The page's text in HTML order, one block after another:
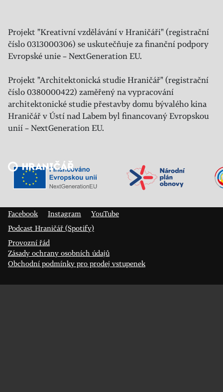
Projekt "Kreativní vzdělávání v Hraničáři" (registrační
číslo 0313000306) se uskutečňuje za finanční podpory
Evropské unie – NextGeneration EU.
Projekt "Architektonická studie Hraničář" (registrační
číslo 0380000422) zaměřený na vypracování
architektonické studie přestavby domu bývalého kina
Hraničář v Ústí nad Labem byl financovaný Evropskou
unií – NextGeneration EU.
Veřejný sál Hraničář, spolek
Facebook
Instagram
YouTube
Podcast Hraničář (Spotify)
Provozní řád
Zásady ochrany osobních údajů
Obchodní podmínky pro prodej vstupenek